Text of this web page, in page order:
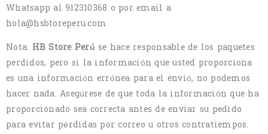
Whatsapp al 912310368 o por email a
hola@hsbtoreperu.com
Nota: HB Store Perú se hace responsable de los paquetes
perdidos, pero si la información que usted proporciona
es una información errónea para el envió, no podemos
hacer nada. Asegúrese de que toda la información que ha
proporcionado sea correcta antes de enviar su pedido
para evitar pérdidas por correo u otros contratiempos.